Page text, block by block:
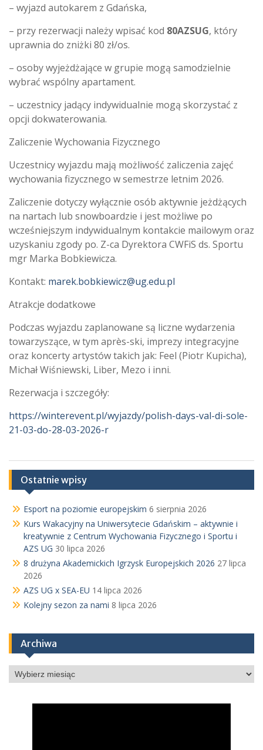
– wyjazd autokarem z Gdańska,
– przy rezerwacji należy wpisać kod 80AZSUG, który
uprawnia do zniżki 80 zł/os.
– osoby wyjeżdżające w grupie mogą samodzielnie
wybrać wspólny apartament.
– uczestnicy jadący indywidualnie mogą skorzystać z
opcji dokwaterowania.
Zaliczenie Wychowania Fizycznego
Uczestnicy wyjazdu mają możliwość zaliczenia zajęć
wychowania fizycznego w semestrze letnim 2026.
Zaliczenie dotyczy wyłącznie osób aktywnie jeżdżących
na nartach lub snowboardzie i jest możliwe po
wcześniejszym indywidualnym kontakcie mailowym oraz
uzyskaniu zgody po. Z-ca Dyrektora CWFiS ds. Sportu
mgr Marka Bobkiewicza.
Kontakt: marek.bobkiewicz@ug.edu.pl
Atrakcje dodatkowe
Podczas wyjazdu zaplanowane są liczne wydarzenia
towarzyszące, w tym après-ski, imprezy integracyjne
oraz koncerty artystów takich jak: Feel (Piotr Kupicha),
Michał Wiśniewski, Liber, Mezo i inni.
Rezerwacja i szczegóły:
https://winterevent.pl/wyjazdy/polish-days-val-di-sole-
21-03-do-28-03-2026-r
Ostatnie wpisy
Esport na poziomie europejskim 6 sierpnia 2026
Kurs Wakacyjny na Uniwersytecie Gdańskim – aktywnie i
kreatywnie z Centrum Wychowania Fizycznego i Sportu i
AZS UG 30 lipca 2026
8 drużyna Akademickich Igrzysk Europejskich 2026 27 lipca
2026
AZS UG x SEA-EU 14 lipca 2026
Kolejny sezon za nami 8 lipca 2026
Archiwa
Archiwa